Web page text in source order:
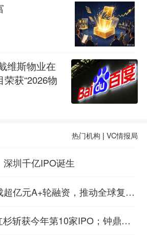
维斯物业在
获“2026物
”称号
热门机构 |VC情报局
圳千亿IPO诞生
超亿元A+轮融资，推动全球复合
斩获今年第10家IPO；钟鼎投